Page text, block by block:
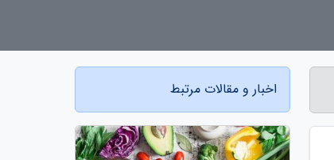
اخبار و مقالات مرتبط